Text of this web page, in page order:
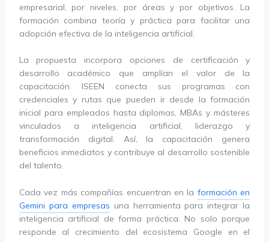
empresarial, por niveles, por áreas y por objetivos. La
formación combina teoría y práctica para facilitar una
adopción efectiva de la inteligencia artificial.
La propuesta incorpora opciones de certificación y
desarrollo académico que amplían el valor de la
capacitación. ISEEN conecta sus programas con
credenciales y rutas que pueden ir desde la formación
inicial para empleados hasta diplomas, MBAs y másteres
vinculados a inteligencia artificial, liderazgo y
transformación digital. Así, la capacitación genera
beneficios inmediatos y contribuye al desarrollo sostenible
del talento.
Cada vez más compañías encuentran en la formación en
Gemini para empresas una herramienta para integrar la
inteligencia artificial de forma práctica. No solo porque
responde al crecimiento del ecosistema Google en el